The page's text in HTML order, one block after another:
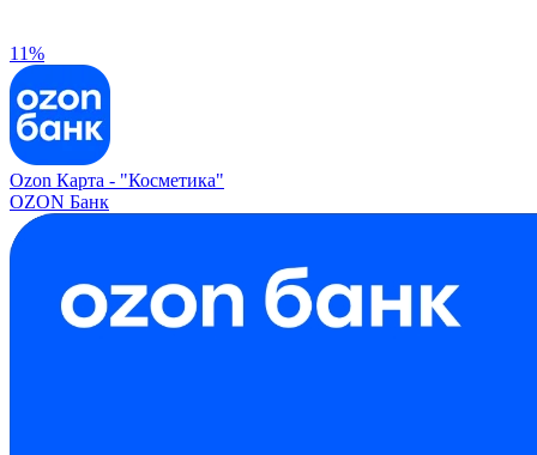
11%
Ozon Карта - "Косметика"
OZON Банк